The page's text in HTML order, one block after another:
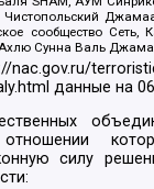
сообщество Сеть,
Сунна Валь
nac.gov.ru/
данные на
силу